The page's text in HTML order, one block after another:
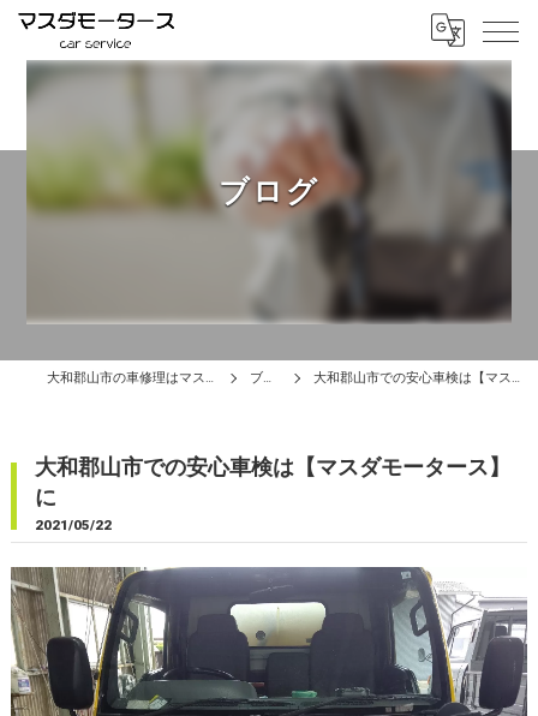
ブログ
大和郡山市の車修理はマスダモータース ブログ 大和郡山市での安心車検は【マスダモータース】に
大和郡山市での安心車検は【マスダモータース】
に
2021/05/22